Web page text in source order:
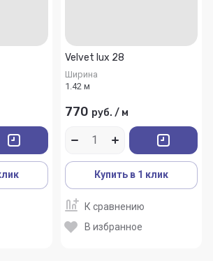
Velvet lux 28
Ширина
1.42 м
770 руб. / м
Купить в 1 клик
К сравнению
В избранное